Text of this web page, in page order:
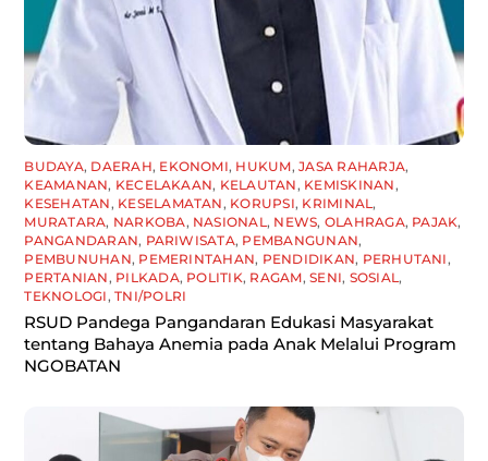
BUDAYA, DAERAH, EKONOMI, HUKUM,JASA RAHARJA,
KEAMANAN, KECELAKAAN, KELAUTAN, KEMISKINAN,
KESEHATAN, KESELAMATAN, KORUPSI, KRIMINAL,
MURATARA, NARKOBA, NASIONAL, NEWS, OLAHRAGA, PAJAK,
PANGANDARAN, PARIWISATA, PEMBANGUNAN,
PEMBUNUHAN, PEMERINTAHAN, PENDIDIKAN, PERHUTANI,
PERTANIAN, PILKADA, POLITIK, RAGAM,SENI, SOSIAL,
TEKNOLOGI,TNI/POLRI
RSUD Pandega Pangandaran Edukasi Masyarakat
tentang Bahaya Anemia pada Anak Melalui Program
NGOBATAN